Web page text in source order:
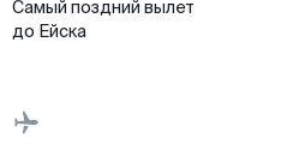
Самый поздний вылет
до Ейска